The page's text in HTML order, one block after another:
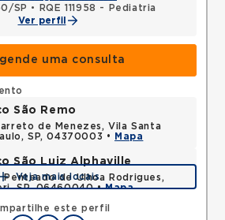
SP •
RQE 111958 - Pediatria
Ver perfil
uma consulta
este perfil
São Remo
de Menezes, Vila Santa
SP, 04370003 •
Mapa
São Luiz Alphaville
Penteado de Ulhoa Rodrigues,
SP, 06460040 •Mapa
Veja mais locais